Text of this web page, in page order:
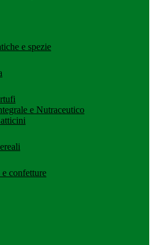
e spezie
e Nutraceutico
confetture